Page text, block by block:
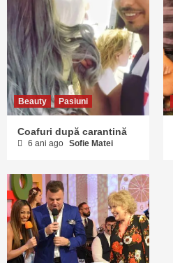
Beauty Pasiuni
Coafuri după carantină
6 ani ago Sofie Matei